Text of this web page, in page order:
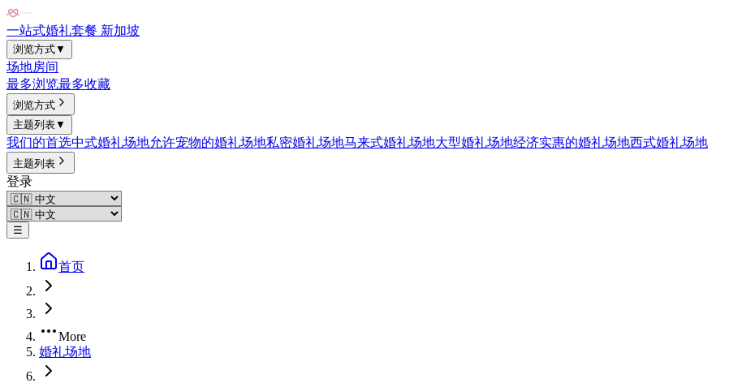
一站式婚礼套餐 新加坡
浏览方式▼
场地房间
最多浏览最多收藏
浏览方式
主题列表▼
我们的首选中式婚礼场地允许宠物的婚礼场地私密婚礼场地马来式婚礼场地大型婚礼场地经济实惠的婚礼场地西式婚礼场地
主题列表
登录
☰
首页
More
婚礼场地